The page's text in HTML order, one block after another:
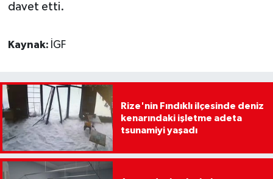
davet etti.
Kaynak: İGF
Rize'nin Fındıklı ilçesinde deniz
kenarındaki işletme adeta
tsunamiyi yaşadı